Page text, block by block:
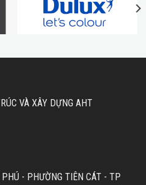
VÀ XÂY DỰNG AHT
- PHƯỜNG TIÊN CÁT - TP